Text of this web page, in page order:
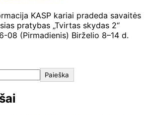
KASP kariai pradeda savaitės
pratybas „Tvirtas skydas 2“
08 (Pirmadienis) Birželio 8–14 d.
Paieška